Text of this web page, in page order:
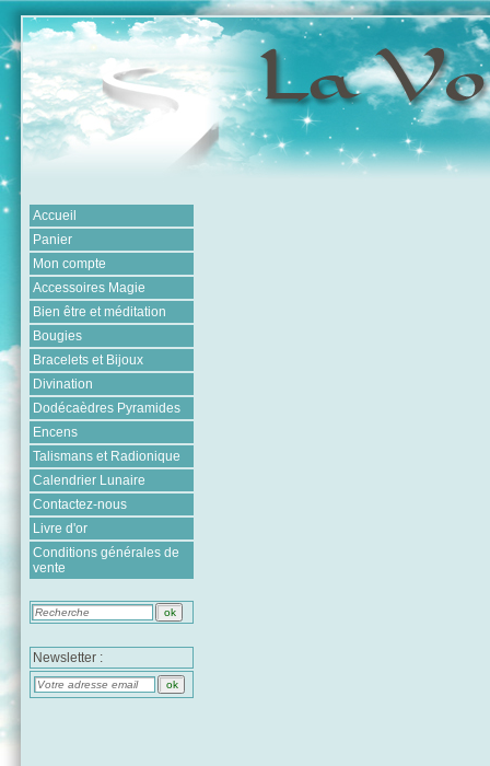
Accueil
Panier
Mon compte
Accessoires Magie
Bien être et méditation
Bougies
Bracelets et Bijoux
Divination
Dodécaèdres Pyramides
Encens
Talismans et Radionique
Calendrier Lunaire
Contactez-nous
Livre d'or
Conditions générales de
vente
Newsletter :